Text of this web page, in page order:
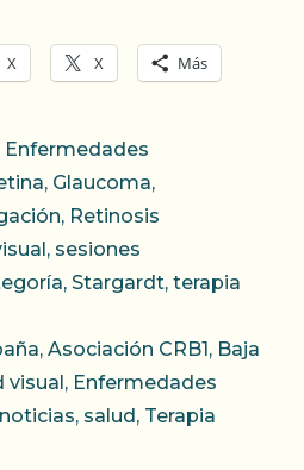
X X Más
Enfermedades
, Glaucoma,
, Retinosis
, sesiones
, Stargardt, terapia
, Asociación CRB1 , Baja
visual , Enfermedades
noticias, salud , Terapia